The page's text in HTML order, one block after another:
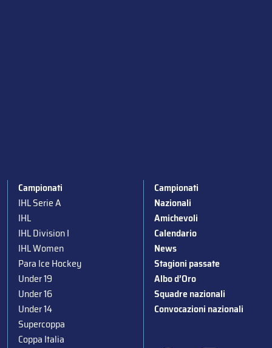
Campionati
IHL Serie A
IHL
IHL Division I
IHL Women
Para Ice Hockey
Under 19
Under 16
Under 14
Supercoppa
Coppa Italia
Campionati
Nazionali
Amichevoli
Calendario
News
Stagioni passate
Albo d’Oro
Squadre nazionali
Convocazioni nazionali